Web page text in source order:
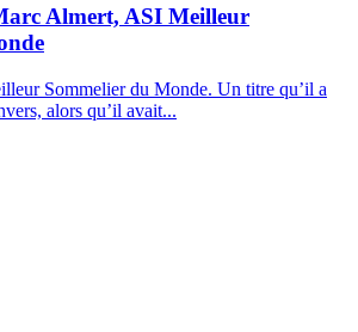
Almert, ASI Meilleur
Sommelier du Monde. Un titre qu’il a
alors qu’il avait...